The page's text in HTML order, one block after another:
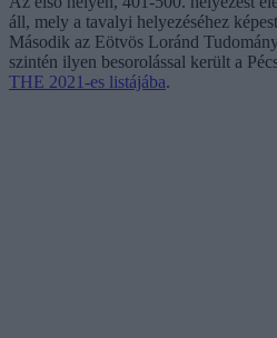
áll, mely a tavalyi helyezéséhez
Második az Eötvös Loránd
szintén ilyen besorolással került a
THE 2021-es listájába.